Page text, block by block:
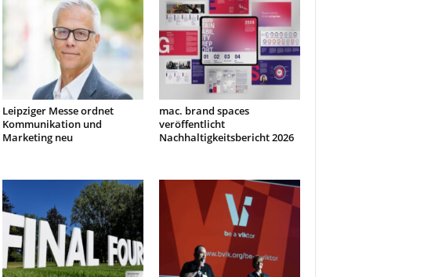
Leipziger Messe ordnet
Kommunikation und
Marketing neu
mac. brand spaces
veröffentlicht
Nachhaltigkeitsbericht 2026